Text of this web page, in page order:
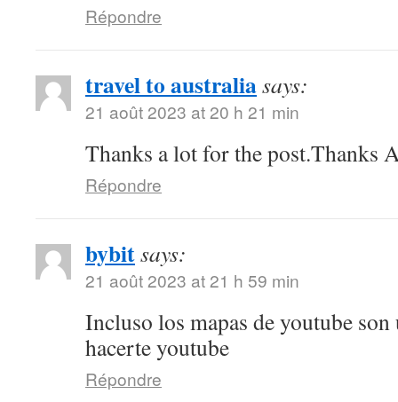
Répondre
travel to australiasays:
21 août 2023 at 20 h 21 min
Thanks a lot for the post.Thanks
Répondre
bybitsays:
21 août 2023 at 21 h 59 min
Incluso los mapas de youtube son
hacerte youtube
Répondre